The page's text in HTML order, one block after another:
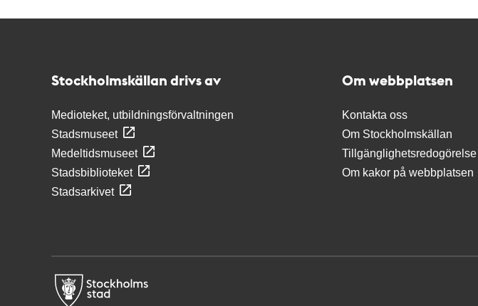
Stockholmskällan drivs av
Medioteket, utbildningsförvaltningen
Stadsmuseet
Medeltidsmuseet
Stadsbiblioteket
Stadsarkivet
Om webbplatsen
Kontakta oss
Om Stockholmskällan
Tillgänglighetsredogörelse
Om kakor på webbplatsen